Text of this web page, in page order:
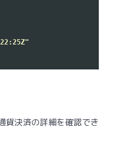
貨決済の詳細を確認でき